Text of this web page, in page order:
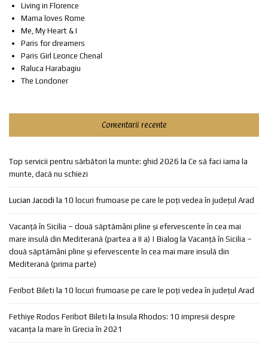
Living in Florence
Mama loves Rome
Me, My Heart & I
Paris for dreamers
Paris Girl Leonce Chenal
Raluca Harabagiu
The Londoner
Comentarii recente
Top servicii pentru sărbători la munte: ghid 2026 la Ce să faci iarna la
munte, dacă nu schiezi
Lucian Jacodi la 10 locuri frumoase pe care le poți vedea în județul Arad
Vacanță în Sicilia – două săptămâni pline și efervescente în cea mai
mare insulă din Mediterană (partea a II a) | Bialog la Vacanță în Sicilia –
două săptămâni pline și efervescente în cea mai mare insulă din
Mediterană (prima parte)
Feribot Bileti la 10 locuri frumoase pe care le poți vedea în județul Arad
Fethiye Rodos Feribot Bileti la Insula Rhodos: 10 impresii despre
vacanța la mare în Grecia în 2021